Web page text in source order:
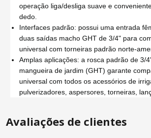
operação liga/desliga suave e
dedo.
Interfaces padrão: possui uma entrada
duas saídas macho GHT de 3/4" para
universal com torneiras padrão norte-
Amplas aplicações: a rosca padrão de 3/
mangueira de jardim (GHT) garante
universal com todos os acessórios de
pulverizadores, aspersores, torneiras,
Avaliações de clientes